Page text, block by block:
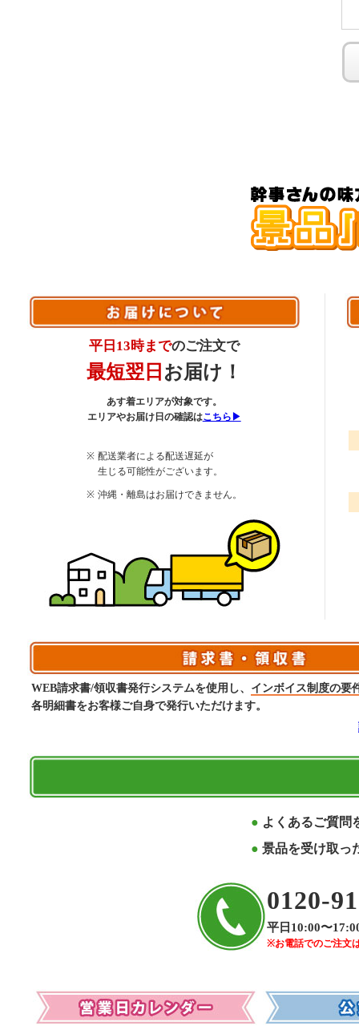
平日13時までのご注文で
最短翌日 お届け！
あす着エリアが対象です。
エリアやお届け日の確認はこちら▶
配送業者による配送遅延が
生じる可能性がございます。
沖縄・離島はお届けできません。
WEB請求書/領収書発行システムを使用し、 インボイス制度の要
各明細書をお客様ご自身で発行いただけます。
よくあるご質問
景品を受け取っ
0120-
平日10:00〜
※お電話でのご注文
営業日カレンダー